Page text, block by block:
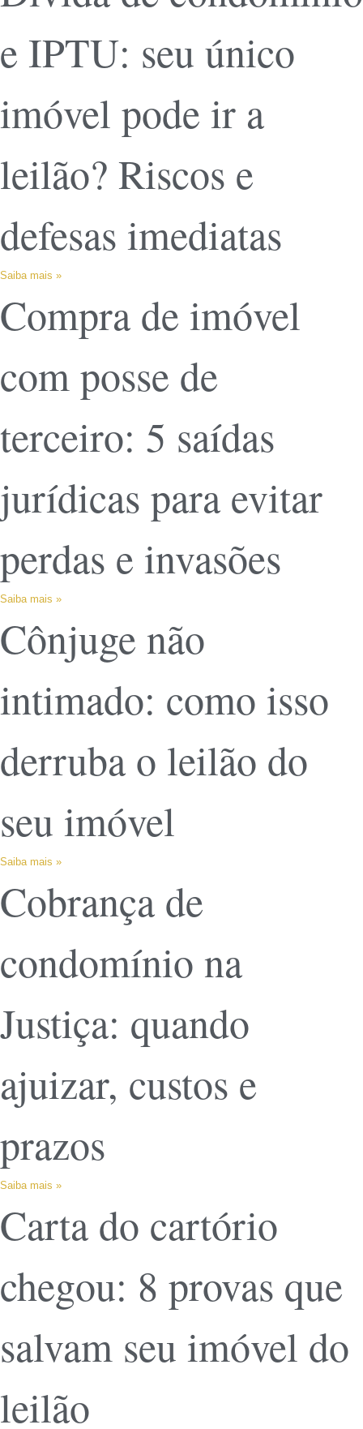
e IPTU: seu único
imóvel pode ir a
leilão? Riscos e
defesas imediatas
Saiba mais »
Compra de imóvel
com posse de
terceiro: 5 saídas
jurídicas para evitar
perdas e invasões
Saiba mais »
Cônjuge não
intimado: como isso
derruba o leilão do
seu imóvel
Saiba mais »
Cobrança de
condomínio na
Justiça: quando
ajuizar, custos e
prazos
Saiba mais »
Carta do cartório
chegou: 8 provas que
salvam seu imóvel do
leilão